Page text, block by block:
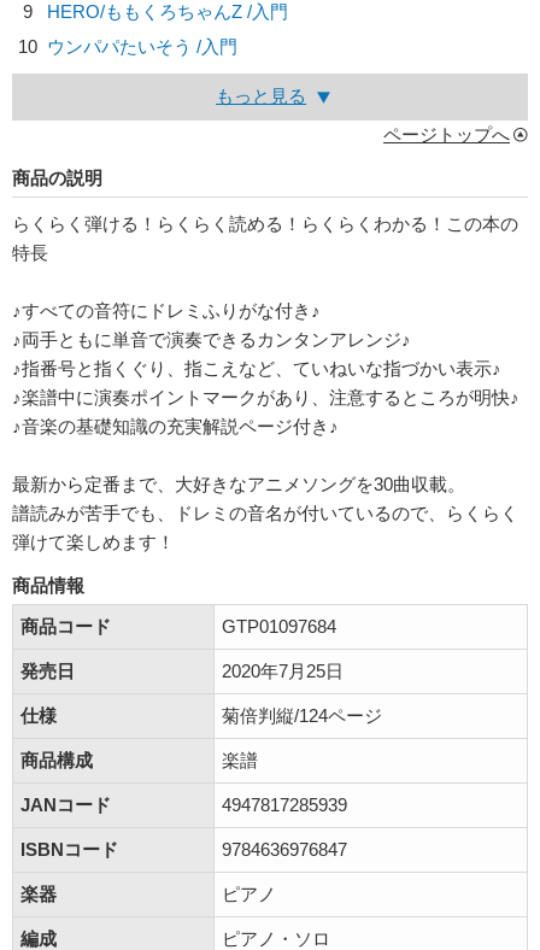
9
HERO/ももくろちゃんZ /入門
10 ウンパパたいそう /入門
もっと見る
ページトップへ
商品の説明
らくらく弾ける！らくらく読める！らくらくわかる！この本の
特長
♪すべての音符にドレミふりがな付き♪
♪両手ともに単音で演奏できるカンタンアレンジ♪
♪指番号と指くぐり、指こえなど、ていねいな指づかい表示♪
♪楽譜中に演奏ポイントマークがあり、注意するところが明快♪
♪音楽の基礎知識の充実解説ページ付き♪
最新から定番まで、大好きなアニメソングを30曲収載。
譜読みが苦手でも、ドレミの音名が付いているので、らくらく
弾けて楽しめます！
商品情報
商品コード
GTP01097684
発売日 2020年7月25日
仕様 菊倍判縦/124ページ
商品構成 楽譜
JANコード 4947817285939
ISBNコード 9784636976847
楽器 ピアノ
編成 ピアノ・ソロ